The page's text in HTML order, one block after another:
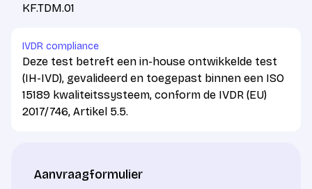
KF.TDM.01
IVDR compliance
Deze test betreft een in-house ontwikkelde test
(IH-IVD), gevalideerd en toegepast binnen een ISO
15189 kwaliteitssysteem, conform de IVDR (EU)
2017/746, Artikel 5.5.
Aanvraagformulier